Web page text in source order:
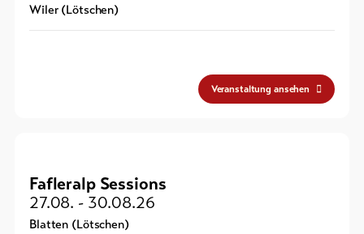
Wiler (Lötschen)
Veranstaltung ansehen
Fafleralp Sessions
27.08. - 30.08.26
Blatten (Lötschen)